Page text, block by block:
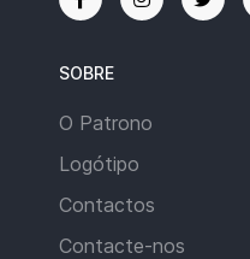
SOBRE
O Patrono
Logótipo
Contactos
Contacte-nos